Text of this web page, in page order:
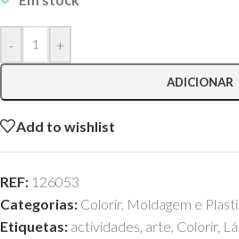
- +
ADICIONAR
Add to wishlist
REF: 126053
Categorias: Colorir, Moldagem e
Etiquetas: actividades, arte, Colorir,